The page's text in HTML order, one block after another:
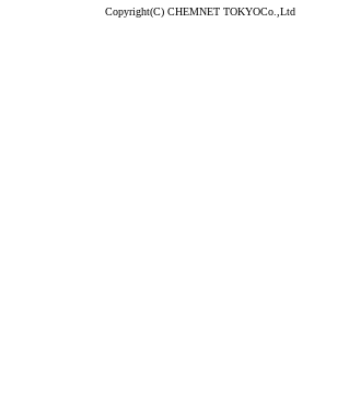
Copyright(C) CHEMNET TOKYOCo.,Ltd